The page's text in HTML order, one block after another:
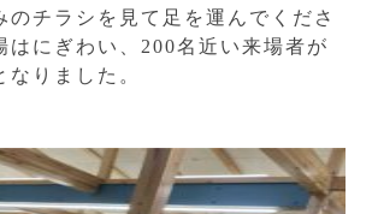
のチラシを見て足を運んでくださ
はにぎわい、200名近い来場者が
りました。